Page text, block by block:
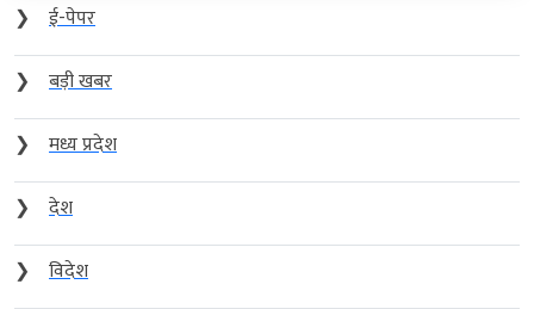
❯
ई-पेपर
❯
बड़ी खबर
❯
मध्य प्रदेश
❯
देश
❯
विदेश